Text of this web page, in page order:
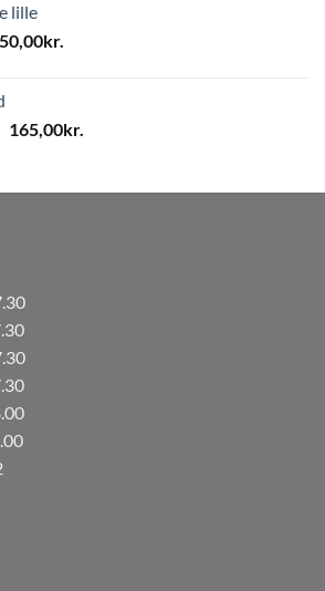
80,00kr..50,00kr..
lille
Den
50,00kr.
50,00kr..
Den
var:
165,00kr.
er: